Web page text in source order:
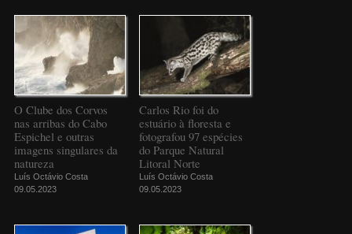
O Clube dos Corvos
nas arribas do Cabo
Espichel e outras
imagens singulares da
natureza
Luís Octávio Costa
09.05.2023
Carlos Rio foi do
estuário à floresta e
fotografou 97 espécies
do Parque Natural
Litoral Norte
Luís Octávio Costa
09.05.2023